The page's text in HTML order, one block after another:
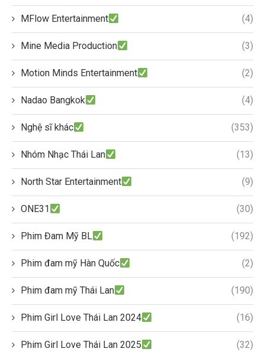
MFlow Entertainment (4)
Mine Media Production (3)
Motion Minds Entertainment (2)
Nadao Bangkok (4)
Nghệ sĩ khác (353)
Nhóm Nhạc Thái Lan (13)
North Star Entertainment (9)
ONE31 (30)
Phim Đam Mỹ BL (192)
Phim đam mỹ Hàn Quốc (2)
Phim đam mỹ Thái Lan (190)
Phim Girl Love Thái Lan 2024 (16)
Phim Girl Love Thái Lan 2025 (32)